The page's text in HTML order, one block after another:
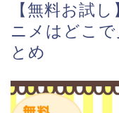
【無料お試
ニメはどこ
とめ